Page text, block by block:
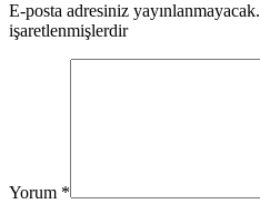
E-posta adresiniz yayınlanmayacak.
işaretlenmişlerdir
Yorum *